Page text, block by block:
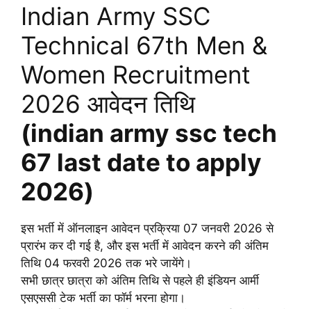
Indian Army SSC
Technical 67th Men &
Women Recruitment
2026 आवेदन तिथि
(indian army ssc tech
67 last date to apply
2026)
इस भर्ती में ऑनलाइन आवेदन प्रक्रिया 07 जनवरी 2026 से
प्रारंभ कर दी गई है, और इस भर्ती में आवेदन करने की अंतिम
तिथि 04 फरवरी 2026 तक भरे जायेंगे।
सभी छात्र छात्रा को अंतिम तिथि से पहले ही इंडियन आर्मी
एसएससी टेक भर्ती का फॉर्म भरना होगा।